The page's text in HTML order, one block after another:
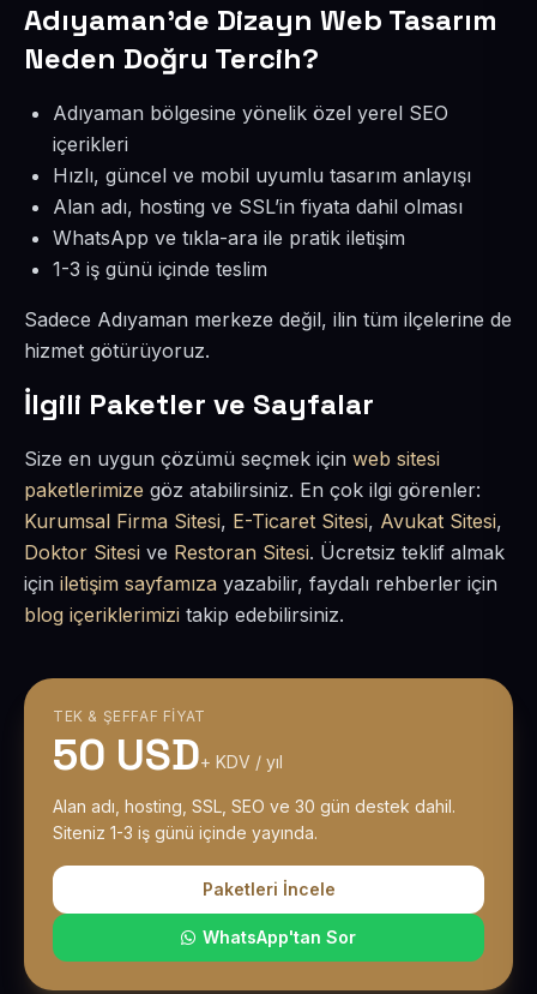
Adıyaman’de Dizayn Web Tasarım
Neden Doğru Tercih?
Adıyaman bölgesine yönelik özel yerel SEO
içerikleri
Hızlı, güncel ve mobil uyumlu tasarım anlayışı
Alan adı, hosting ve SSL’in fiyata dahil olması
WhatsApp ve tıkla-ara ile pratik iletişim
1-3 iş günü içinde teslim
Sadece Adıyaman merkeze değil, ilin tüm ilçelerine de
hizmet götürüyoruz.
İlgili Paketler ve Sayfalar
Size en uygun çözümü seçmek için web sitesi
paketlerimize göz atabilirsiniz. En çok ilgi görenler:
Kurumsal Firma Sitesi, E-Ticaret Sitesi, Avukat Sitesi,
Doktor Sitesi ve Restoran Sitesi. Ücretsiz teklif almak
için iletişim sayfamıza yazabilir, faydalı rehberler için
blog içeriklerimizi takip edebilirsiniz.
TEK & ŞEFFAF FIYAT
50 USD+ KDV / yıl
Alan adı, hosting, SSL, SEO ve 30 gün destek dahil.
Siteniz 1-3 iş günü içinde yayında.
Paketleri İncele
WhatsApp'tan Sor